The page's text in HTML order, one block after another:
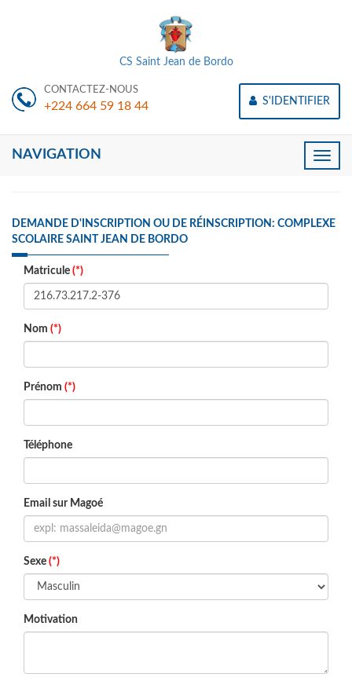
CS Saint Jean de Bordo
CONTACTEZ-NOUS
+224 664 59 18 44 S'IDENTIFIER
Toggle
NAVIGATION
DEMANDE D'INSCRIPTION OU DE RÉINSCRIPTION: COMPLEXE
SCOLAIRE SAINT JEAN DE BORDO
Matricule (*)
Nom (*)
Prénom (*)
Téléphone
Email sur Magoé
Sexe (*)
Motivation